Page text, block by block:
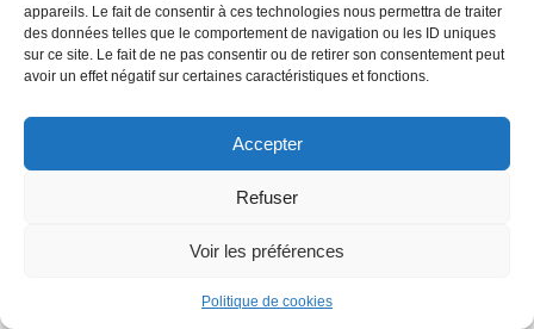
appareils. Le fait de consentir à ces technologies nous permettra de traiter
des données telles que le comportement de navigation ou les ID uniques
sur ce site. Le fait de ne pas consentir ou de retirer son consentement peut
avoir un effet négatif sur certaines caractéristiques et fonctions.
Accepter
Refuser
Voir les préférences
Politique de cookies
Télécharger ICS
© 2026 Alexandre JOUS - Un site by